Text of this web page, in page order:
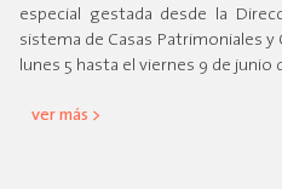
especial gestada desde la
sistema de Casas Patrimoniales y
lunes 5 hasta el viernes 9 de junio
ver más >